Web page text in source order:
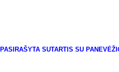
PASIRAŠYTA SUTARTIS SU